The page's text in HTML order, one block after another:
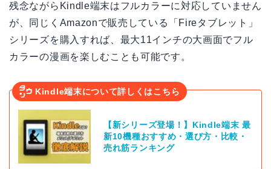
残念ながらKindle端末はフルカラーに対応していません
が、同じくAmazonで販売している「Fireタブレット」
シリーズを購入すれば、最大11インチの大画面でフル
カラーの漫画を楽しむことも可能です。
Kindle端末について詳しくはこちら
【新シリーズ登場！】Kindle端末 最
新10機種おすすめ・選び方・比較・
売れ筋ランキング